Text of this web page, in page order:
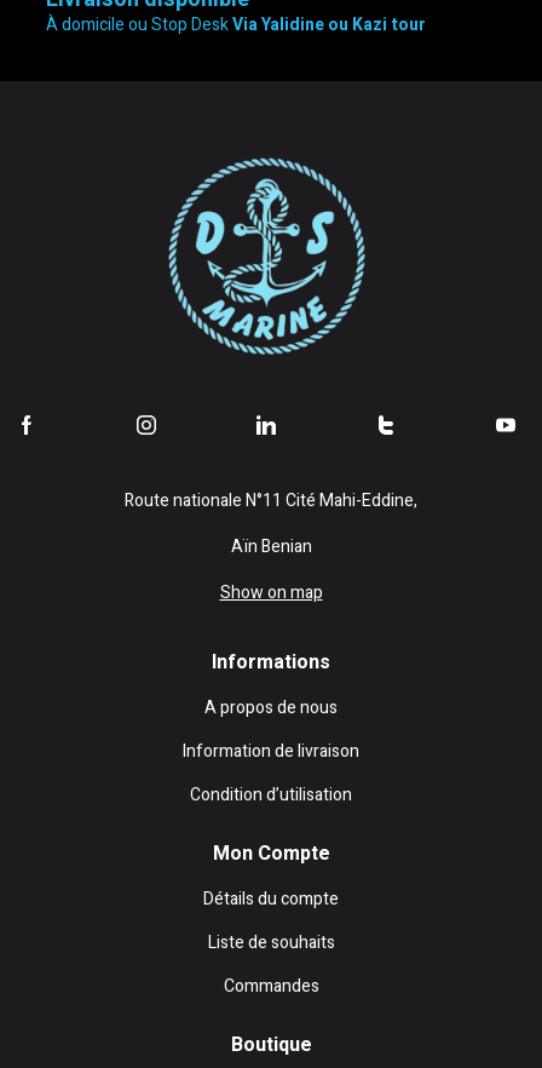
À domicile ou Stop DeskVia Yalidine ou Kazi tour
Route nationale N°11 Cité Mahi-Eddine,
Aïn Benian
Show on map
Informations
A propos de nous
Information de livraison
Condition d’utilisation
Mon Compte
Détails du compte
Liste de souhaits
Commandes
Boutique